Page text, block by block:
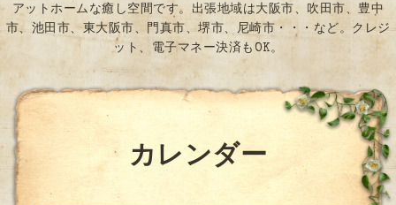
アットホームな癒し空間です。出張地域は大阪市、吹田市、豊中
市、池田市、東大阪市、門真市、堺市、尼崎市・・・など。クレジ
ット、電子マネー決済もOK。
カレンダー